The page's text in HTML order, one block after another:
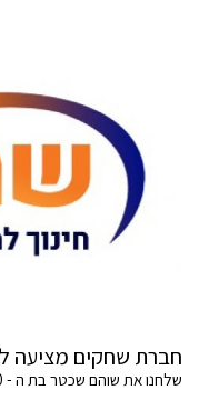
חברת שחקים מציעה
שלחנו את שוהם שכטר בת ה - 10 להתנסות בעשרה מיפגשים.